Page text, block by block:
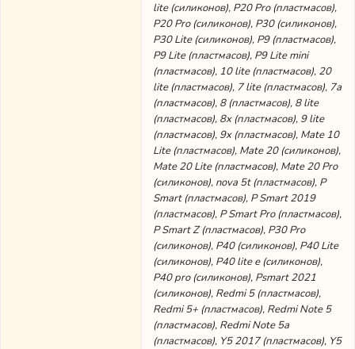
lite (силиконов), P20 Pro (пластмасов),
P20 Pro (силиконов), P30 (силиконов),
P30 Lite (силиконов), P9 (пластмасов),
P9 Lite (пластмасов), P9 Lite mini
(пластмасов), 10 lite (пластмасов), 20
lite (пластмасов), 7 lite (пластмасов), 7а
(пластмасов), 8 (пластмасов), 8 lite
(пластмасов), 8x (пластмасов), 9 lite
(пластмасов), 9x (пластмасов), Mate 10
Lite (пластмасов), Mate 20 (силиконов),
Mate 20 Lite (пластмасов), Mate 20 Pro
(силиконов), nova 5t (пластмасов), P
Smart (пластмасов), P Smart 2019
(пластмасов), P Smart Pro (пластмасов),
P Smart Z (пластмасов), P30 Pro
(силиконов), P40 (силиконов), P40 Lite
(силиконов), P40 lite е (силиконов),
P40 pro (силиконов), Psmart 2021
(силиконов), Redmi 5 (пластмасов),
Redmi 5+ (пластмасов), Redmi Note 5
(пластмасов), Redmi Note 5a
(пластмасов), Y5 2017 (пластмасов), Y5